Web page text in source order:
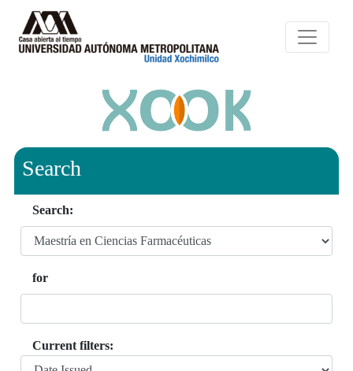
Search
Search:
for
Current filters: